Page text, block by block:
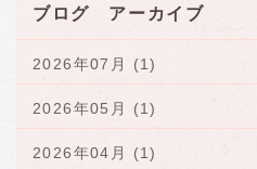
ブログ アーカイブ
2026年07月 (1)
2026年05月 (1)
2026年04月 (1)